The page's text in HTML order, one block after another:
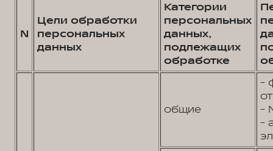
N
Цели обработки
персональных
данных
Категории
персональных
данных,
подлежащих
обработке
общие
-
-
-